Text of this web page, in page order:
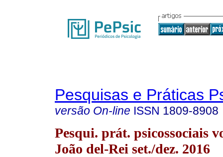
Pesquisas e Práticas
versão On-line ISSN 1809-8908
Pesqui. prát. psicossociais
João del-Rei set./dez. 2016